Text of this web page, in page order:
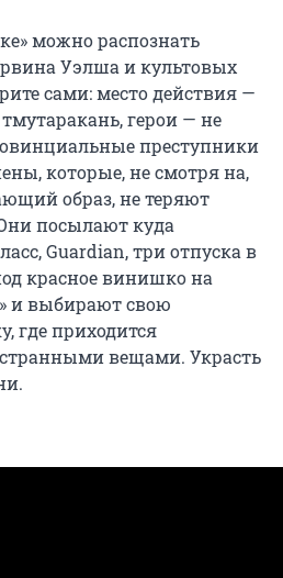
можно распознать
Уэлша и культовых
сами: место действия —
герои — не
преступники
которые, не смотря на,
образ, не теряют
посылают куда
Guardian, три отпуска в
красное винишко на
и выбирают свою
где приходится
вещами. Украсть